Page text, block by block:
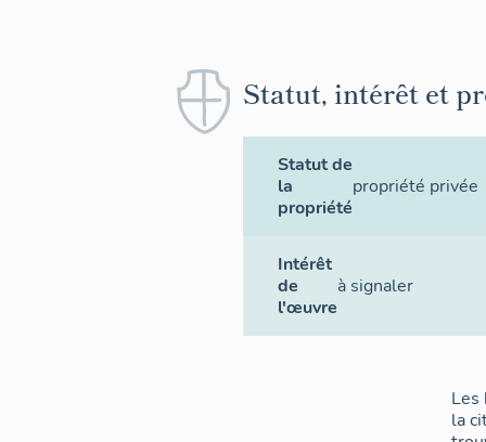
Statut, intérêt et
Statut de
la
propriété
propriété privée
Intérêt
de
l'œuvre
à signaler
Les
la